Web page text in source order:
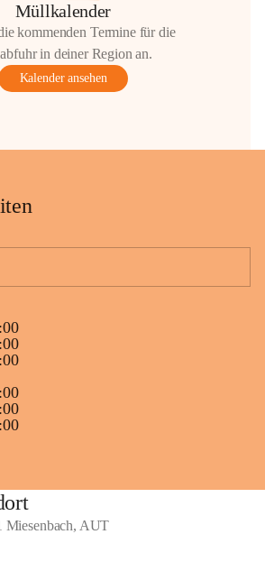
Müllkalender
kommenden Termine für die
in deiner Region an.
Kalender ansehen
Miesenbach, AUT